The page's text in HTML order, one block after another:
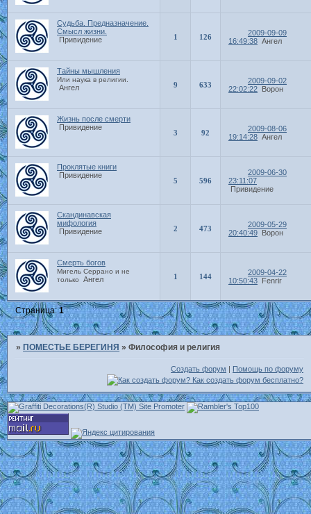
Судьба. Предназначение.
Смысл жизни.
Привидение
1 126
2009-09-09
16:49:38 Ангел
Тайны мышления
Или наука в религии.
Ангел 9 633
2009-09-02
22:02:22
Ворон
Жизнь после смерти
Привидение
3 92
2009-08-06
19:14:28 Ангел
Проклятые книги
Привидение
5 596
2009-06-30
23:11:07
Привидение
Скандинавская
мифология
Привидение
2 473
2009-05-29
20:40:49
Ворон
Смерть богов
Мигель Серрано и не
только
Ангел 1 144
2009-04-22
10:50:43
Fenrir
Страница:1
» ПОМЕСТЬЕ БЕРЕГИНЯ »Философия и религия
Создать форум Помощь по форуму